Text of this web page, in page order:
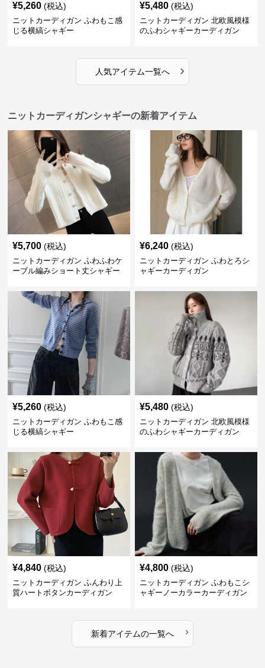
¥5,260 (税込)
ニットカーディガン ふわもこ感
じる横縞シャギー
¥5,480 (税込)
ニットカーディガン 北欧風模様
のふわシャギーカーディガン
人気アイテム一覧へ ›
ニットカーディガンシャギーの新着アイテム
¥5,700 (税込)
ニットカーディガン ふわふわケ
ーブル編みショート丈シャギー
¥6,240 (税込)
ニットカーディガン ふわとろシ
ャギーカーディガン
¥5,260 (税込)
ニットカーディガン ふわもこ感
じる横縞シャギー
¥5,480 (税込)
ニットカーディガン 北欧風模様
のふわシャギーカーディガン
¥4,840 (税込)
ニットカーディガン ふんわり上
質ハートボタンカーディガン
¥4,800 (税込)
ニットカーディガン ふわもこシ
ャギーノーカラーカーディガン
新着アイテムの一覧へ ›